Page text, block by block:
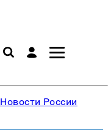
Новости России